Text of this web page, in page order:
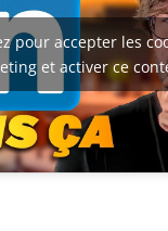
pour accepter les
et activer ce